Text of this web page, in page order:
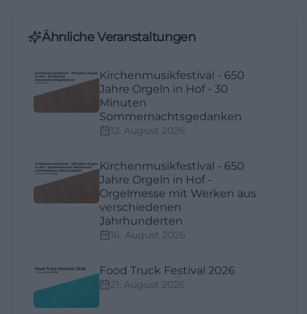
Ähnliche Veranstaltungen
Kirchenmusikfestival - 650
Jahre Orgeln in Hof - 30
Minuten
Sommernachtsgedanken
12. August 2026
Kirchenmusikfestival - 650
Jahre Orgeln in Hof -
Orgelmesse mit Werken aus
verschiedenen
Jahrhunderten
16. August 2026
Food Truck Festival 2026
21. August 2026